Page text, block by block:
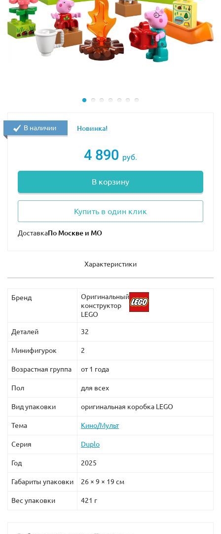
высунутым языком. Боязно даже представить, что
случится с тем, кто решится покататься на такой горке.
Ярко-желтое растение поглощает любознательных
жителей, которые хотят его понюхать. А щупальца
«осьминога» сразу утягивают каждого, кто близко
и Эммет найдут выход из сложной ситуации. Для
затем обезвредить маленького глазастого
разведчика. В разобранном виде пронырливый
распоряжении мастеров лопата. С ее помощью можно
вырыть ловушку, подкопать горку, растение или
использовать для других целей, согласно
разработанному плану. А еще этот инструмент
В наборе Lego Duplo 10895 2 минифигурки – Люси и
4 890 руб.
В корзину
Купить в один клик
Доставка
В наличии Новинка!
Характеристики
Бренд
Оригинальный
конструктор
LEGO
Деталей 32
Минифигурок 2
Возрастная группа от 1 года
Пол для всех
Вид упаковки оригинальная коробка LEGO
Тема Кино/Мульт
Серия Duplo
Год 2025
Габариты упаковки 26 × 9 × 19 см
Вес упаковки 421 г